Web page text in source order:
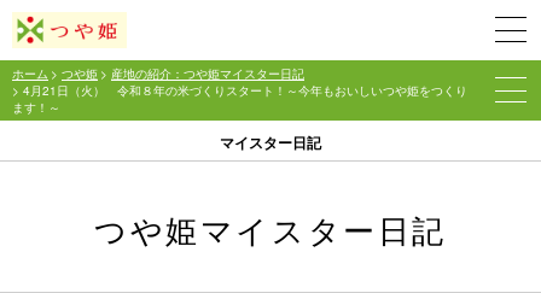
マイスター日記
ホーム > つや姫 > 産地の紹介：つや姫マイスター日記
> 4月21日（火） 令和８年の米づくりスタート！～今年もおいしいつや姫をつくり
ます！～
つや姫マイスター日記